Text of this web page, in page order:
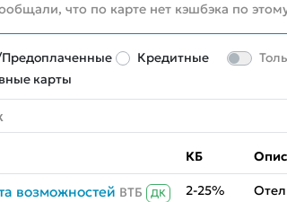
что по карте нет кэшбэка по
Кредитные
карты
КБ
возможностей ВТБ
ДК
2-25%